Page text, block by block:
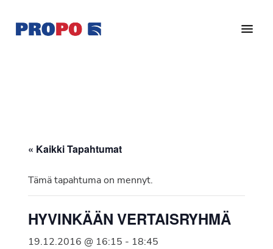
pääsisältöön
alatunnisteeseen
Ry
vuonna
Suomen
« Kaikki Tapahtumat
Tämä tapahtuma on mennyt.
HYVINKÄÄN VERTAISRYHMÄ
19.12.2016 @ 16:15 - 18:45